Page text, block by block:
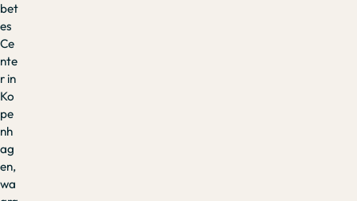
bet
es
Ce
nte
r in
Ko
pe
nh
ag
en,
wa